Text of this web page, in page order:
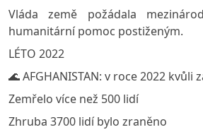
Vláda země požádala
humanitární pomoc postiženým.
LÉTO 2022
🌊 AFGHANISTAN: v roce 2022 kvůli
Zemřelo více než 500 lidí
Zhruba 3700 lidí bylo zraněno